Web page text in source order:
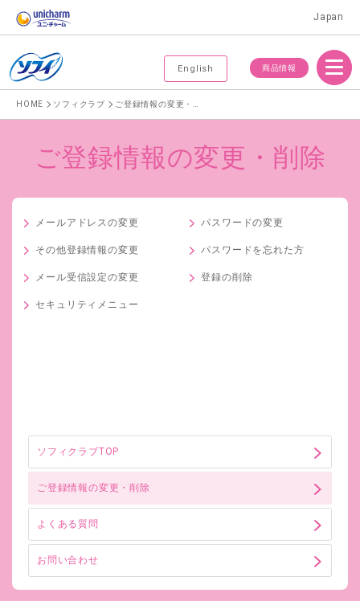
Japan
English 商品情報
Menu
HOME ソフィクラブ
ご登録情報の変更・削除
メールアドレスの変更 パスワードの変更
その他登録情報の変更 パスワードを忘れた方
メール受信設定の変更 登録の削除
セキュリティメニュー
ソフィクラブTOP
ご登録情報の変更・削除
よくある質問
お問い合わせ